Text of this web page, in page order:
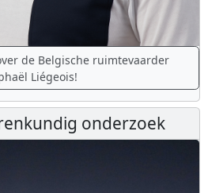
de Belgische ruimtevaarder
Liégeois!
onderzoek